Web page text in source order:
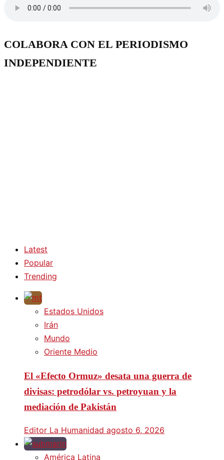
COLABORA CON EL PERIODISMO
INDEPENDIENTE
Latest
Popular
Trending
Estados Unidos
Irán
Mundo
Oriente Medio
El «Efecto Ormuz» desata una guerra de
divisas: petrodólar vs. petroyuan y la
mediación de Pakistán
Editor La Humanidad agosto 6, 2026
América Latina